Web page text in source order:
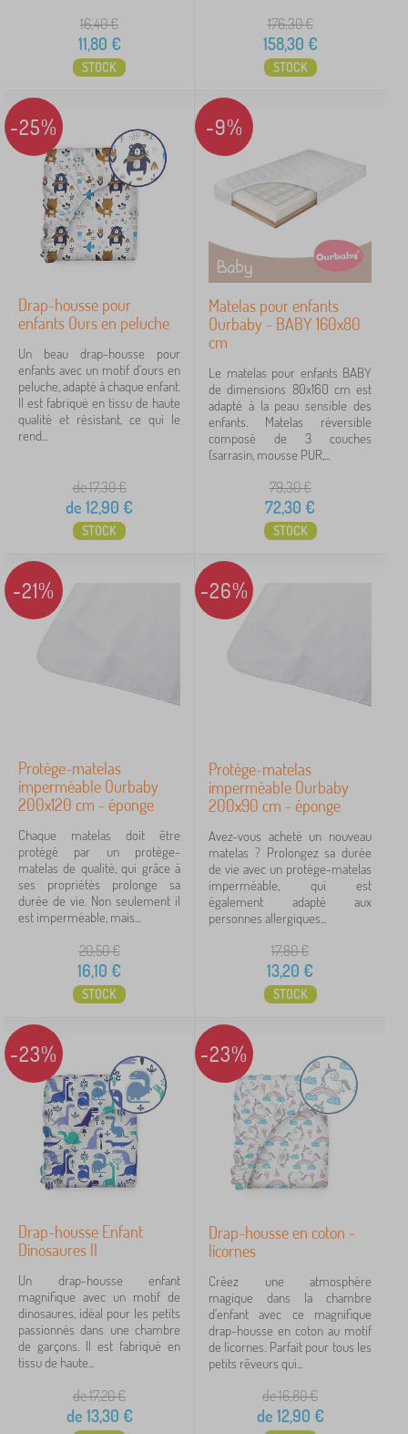
16,40€
11,80 €
STOCK
176,30€
158,30 €
STOCK
-25%
Drap-housse pour
enfants Ours en peluche
Un beau drap-housse pour
enfants avec un motif d'ours en
peluche, adapté à chaque enfant.
Il est fabriqué en tissu de haute
qualité et résistant, ce qui le
rend...
de 17,30€
de 12,90 €
STOCK
-9%
Matelas pour enfants
Ourbaby - BABY 160x80
cm
Le matelas pour enfants BABY
de dimensions 80x160 cm est
adapté à la peau sensible des
enfants. Matelas réversible
composé de 3 couches
(sarrasin, mousse PUR,...
79,30€
72,30 €
STOCK
-21%
Protège-matelas
imperméable Ourbaby
200x120 cm - éponge
Chaque matelas doit être
protégé par un protège-
matelas de qualité, qui grâce à
ses propriétés prolonge sa
durée de vie. Non seulement il
est imperméable, mais...
20,50€
16,10 €
STOCK
-26%
Protège-matelas
imperméable Ourbaby
200x90 cm - éponge
Avez-vous acheté un nouveau
matelas ? Prolongez sa durée
de vie avec un protège-matelas
imperméable, qui est
également adapté aux
personnes allergiques...
17,80€
13,20 €
STOCK
-23%
Drap-housse Enfant
Dinosaures II
Un drap-housse enfant
magnifique avec un motif de
dinosaures, idéal pour les petits
passionnés dans une chambre
de garçons. Il est fabriqué en
tissu de haute...
de 17,20€
de 13,30 €
-23%
Drap-housse en coton -
licornes
Créez une atmosphère
magique dans la chambre
d'enfant avec ce magnifique
drap-housse en coton au motif
de licornes. Parfait pour tous les
petits rêveurs qui...
de 16,80€
de 12,90 €